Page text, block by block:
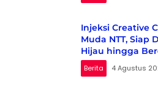
Injeksi Creative
Muda NTT, Siap
Hijau hingga
Berita 4 Agustus